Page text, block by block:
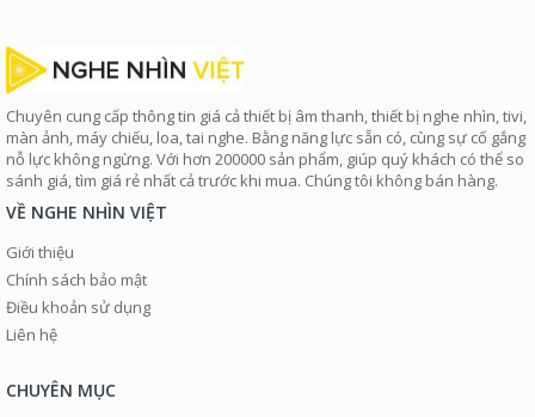
Chuyên cung cấp thông tin giá cả thiết bị âm thanh, thiết bị nghe nhìn, tivi,
màn ảnh, máy chiếu, loa, tai nghe. Bằng năng lực sẵn có, cùng sự cố gắng
nỗ lực không ngừng. Với hơn 200000 sản phẩm, giúp quý khách có thể so
sánh giá, tìm giá rẻ nhất cả trước khi mua. Chúng tôi không bán hàng.
VỀ NGHE NHÌN VIỆT
Giới thiệu
Chính sách bảo mật
Điều khoản sử dụng
Liên hệ
CHUYÊN MỤC